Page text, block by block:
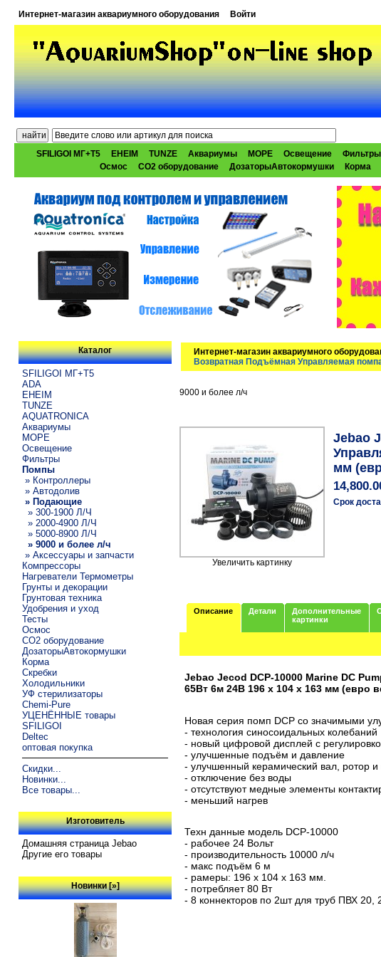
Интернет-магазин аквариумного оборудования Войти
SFILIGOI МГ+Т5 EHEIM TUNZE Аквариумы МОРЕ Освещение Фильтры
Осмос
CO2 оборудование ДозаторыАвтокормушки Корма
Каталог
SFILIGOI МГ+Т5
ADA
EHEIM
TUNZE
AQUATRONICA
Аквариумы
МОРЕ
Освещение
Фильтры
Помпы
» Контроллеры
» Автодолив
» Подающие
» 300-1900 Л/Ч
» 2000-4900 Л/Ч
» 5000-8900 Л/Ч
» 9000 и более л/ч
» Аксессуары и запчасти
Компрессоры
Нагреватели Термометры
Грунты и декорации
Грунтовая техника
Удобрения и уход
Тесты
Осмос
CO2 оборудование
ДозаторыАвтокормушки
Корма
Скребки
Холодильники
УФ стерилизаторы
Chemi-Pure
УЦЕНЁННЫЕ товары
SFILIGOI
Deltec
оптовая покупка
Скидки...
Новинки...
Все товары...
Изготовитель
Домашняя страница Jebao
Другие его товары
Новинки [»]
Интернет-магазин аквариумного
Возвратная Подъёмная Управляемая
9000 и более л/ч
Увеличить картинку
Jebao
мм
Срок
Описание Детали
Дополнительные
картинки
Jebao Jecod DCP-10000 Marine DC
65Вт 6м 24В 196 x 104 x 163 мм (евро
Новая серия помп DCP со значимыми
- технология синосоидальных колебаний
- новый цифровой дисплей с
- улучшенные подъём и давление
- улучшенный керамический вал, ротор и
- отключение без воды
- отсутствуют медные элементы
- меньший нагрев
Техн данные модель DCP-10000
- рабочее 24 Вольт
- производительность 10000 л/ч
- макс подъём 6 м
- рамеры: 196 x 104 x 163 мм.
- потребляет 80 Вт
- 8 коннекторов по 2шт для труб ПВХ 20,